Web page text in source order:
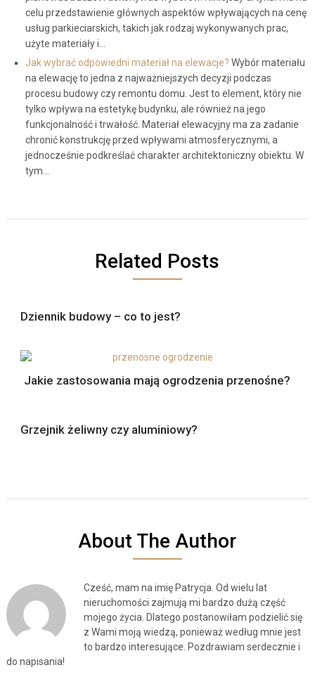
celu przedstawienie głównych aspektów wpływających na cenę
usług parkieciarskich, takich jak rodzaj wykonywanych prac,
użyte materiały i…
Jak wybrać odpowiedni materiał na elewacje? Wybór materiału
na elewację to jedna z najważniejszych decyzji podczas
procesu budowy czy remontu domu. Jest to element, który nie
tylko wpływa na estetykę budynku, ale również na jego
funkcjonalność i trwałość. Materiał elewacyjny ma za zadanie
chronić konstrukcję przed wpływami atmosferycznymi, a
jednocześnie podkreślać charakter architektoniczny obiektu. W
tym…
Related Posts
Dziennik budowy – co to jest?
Jakie zastosowania mają ogrodzenia przenośne?
Grzejnik żeliwny czy aluminiowy?
About The Author
Cześć, mam na imię Patrycja. Od wielu lat
nieruchomości zajmują mi bardzo dużą część
mojego życia. Dlatego postanowiłam podzielić się
z Wami moją wiedzą, ponieważ według mnie jest
to bardzo interesujące. Pozdrawiam serdecznie i
do napisania!